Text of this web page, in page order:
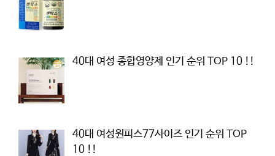
40대 여성 종합영양제 인기 순위 TOP 10 !!
40대 여성원피스77사이즈 인기 순위 TOP
10 !!